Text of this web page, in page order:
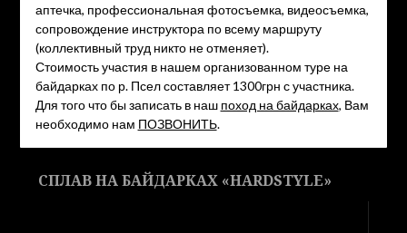
аптечка, профессиональная фотосъемка, видеосъемка,
сопровождение инструктора по всему маршруту
(коллективный труд никто не отменяет).
Стоимость участия в нашем организованном туре на
байдарках по р. Псел составляет 1300грн с участника.
Для того что бы записать в наш поход на байдарках, Вам
необходимо нам ПОЗВОНИТЬ.
СПЛАВ НА БАЙДАРКАХ «HARDSTYLE»